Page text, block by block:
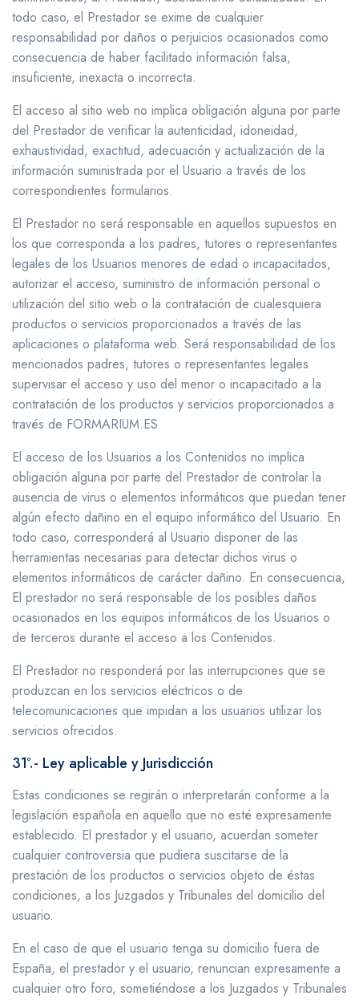
todo caso, el Prestador se exime de cualquier
responsabilidad por daños o perjuicios ocasionados como
consecuencia de haber facilitado información falsa,
insuficiente, inexacta o incorrecta.
El acceso al sitio web no implica obligación alguna por parte
del Prestador de verificar la autenticidad, idoneidad,
exhaustividad, exactitud, adecuación y actualización de la
información suministrada por el Usuario a través de los
correspondientes formularios.
El Prestador no será responsable en aquellos supuestos en
los que corresponda a los padres, tutores o representantes
legales de los Usuarios menores de edad o incapacitados,
autorizar el acceso, suministro de información personal o
utilización del sitio web o la contratación de cualesquiera
productos o servicios proporcionados a través de las
aplicaciones o plataforma web. Será responsabilidad de los
mencionados padres, tutores o representantes legales
supervisar el acceso y uso del menor o incapacitado a la
contratación de los productos y servicios proporcionados a
través de FORMARIUM.ES
El acceso de los Usuarios a los Contenidos no implica
obligación alguna por parte del Prestador de controlar la
ausencia de virus o elementos informáticos que puedan tener
algún efecto dañino en el equipo informático del Usuario. En
todo caso, corresponderá al Usuario disponer de las
herramientas necesarias para detectar dichos virus o
elementos informáticos de carácter dañino. En consecuencia,
El prestador no será responsable de los posibles daños
ocasionados en los equipos informáticos de los Usuarios o
de terceros durante el acceso a los Contenidos.
El Prestador no responderá por las interrupciones que se
produzcan en los servicios eléctricos o de
telecomunicaciones que impidan a los usuarios utilizar los
servicios ofrecidos.
31º.- Ley aplicable y Jurisdicción
Estas condiciones se regirán o interpretarán conforme a la
legislación española en aquello que no esté expresamente
establecido. El prestador y el usuario, acuerdan someter
cualquier controversia que pudiera suscitarse de la
prestación de los productos o servicios objeto de éstas
condiciones, a los Juzgados y Tribunales del domicilio del
usuario.
En el caso de que el usuario tenga su domicilio fuera de
España, el prestador y el usuario, renuncian expresamente a
cualquier otro foro, sometiéndose a los Juzgados y Tribunales